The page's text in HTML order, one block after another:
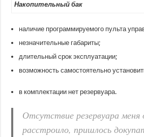
Накопительный бак
наличие программируемого пульта
незначительные габариты;
длительный срок эксплуатации;
возможность самостоятельно
в комплектации нет резервуара.
Отсутствие резервуара меня
расстроило, пришлось